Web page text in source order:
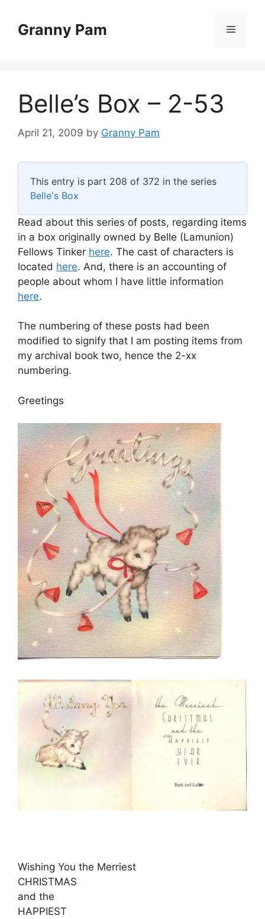
contentGranny Pam Menu
Belle’s Box – 2-53
April 21, 2009 by Granny Pam
This entry is part 208 of 372 in the series
Belle's Box
Read about this series of posts, regarding items
in a box originally owned by Belle (Lamunion)
Fellows Tinker here. The cast of characters is
located here. And, there is an accounting of
people about whom I have little information
here.
The numbering of these posts had been
modified to signify that I am posting items from
my archival book two, hence the 2-xx
numbering.
Greetings
Wishing You the Merriest
CHRISTMAS
and the
HAPPIEST